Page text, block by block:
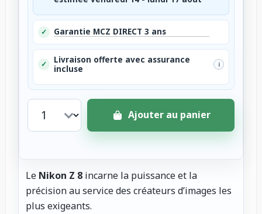
✓ Garantie MCZ DIRECT 3 ans
✓
Livraison offerte avec assurance
incluse
i
Ajouter au panier
Le Nikon Z 8 incarne la puissance et la
précision au service des créateurs d’images les
plus exigeants.